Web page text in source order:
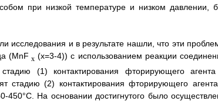
при низкой температуре и низком давлении,
исследования и в результате нашли, что эти
(MnF x (x=3-4)) с использованием реакции
(1) контактирования фторирующего
стадию (2) контактирования фторирующего
На основании достигнутого было